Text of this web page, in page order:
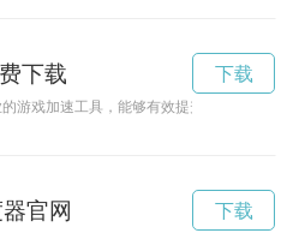
下载
游戏加速工具，能够有效提升游戏体验，让
下载
官网 下载